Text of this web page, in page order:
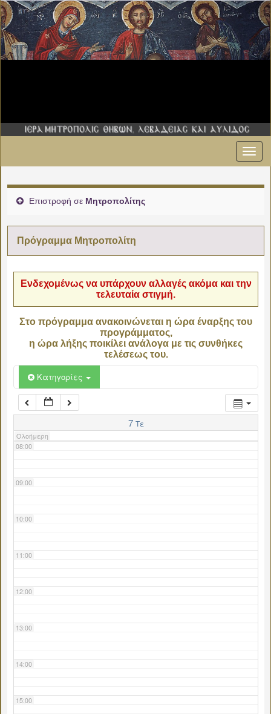
Επιστροφή σε Μητροπολίτης
Πρόγραμμα Μητροπολίτη
Ενδεχομένως να υπάρχουν αλλαγές ακόμα και την
τελευταία στιγμή.
Στο πρόγραμμα ανακοινώνεται η ώρα έναρξης του
προγράμματος,
η ώρα λήξης ποικίλει ανάλογα με τις συνθήκες
τελέσεως του.
Κατηγορίες
7 Τε
Ολοήμερη
02:00
06:00
07:00
08:00
09:00
10:00
11:00
12:00
13:00
14:00
15:00